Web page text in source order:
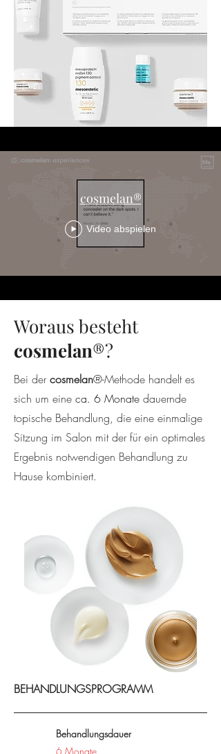
cosmelan®
Video abspielen
Woraus besteht
cosmelan®?
Bei dercosmelan®-Methode handelt es
sich um eine ca. 6 Monate dauernde
topische Behandlung, die eine einmalige
Sitzung im Salon mit der für ein optimales
Ergebnis notwendigen Behandlung zu
Hause kombiniert.
BEHANDLUNGSPROGRAMM
Behandlungsdauer
6 Monate